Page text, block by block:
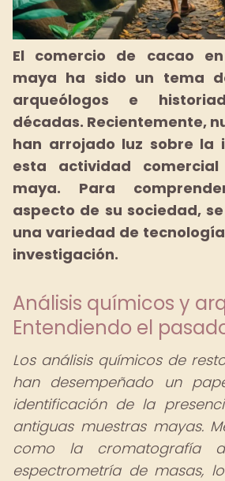
El comercio de cacao
maya ha sido un tema
arqueólogos e
décadas. Recientemente,
han arrojado luz sobre la
esta actividad
maya. Para
aspecto de su sociedad,
una variedad de
investigación.
Análisis químicos y
Entendiendo el
Los análisis químicos de
han desempeñado un
identificación de la
antiguas muestras mayas.
como la cromatografía
espectrometría de masas,